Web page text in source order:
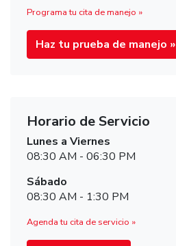
Programa tu cita de manejo »
Haz tu prueba de manejo »
Horario de Servicio
Lunes a Viernes
08:30 AM - 06:30 PM
Sábado
08:30 AM - 1:30 PM
Agenda tu cita de servicio »